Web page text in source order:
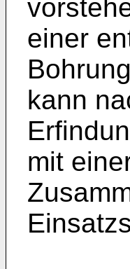
einer
kann
mit